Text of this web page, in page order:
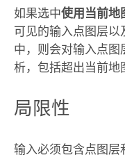
如果选中使用当前地
可见的输入点图层
中，则会对输入点
析，包括超出当前地
局限性
输入必须包含点图层